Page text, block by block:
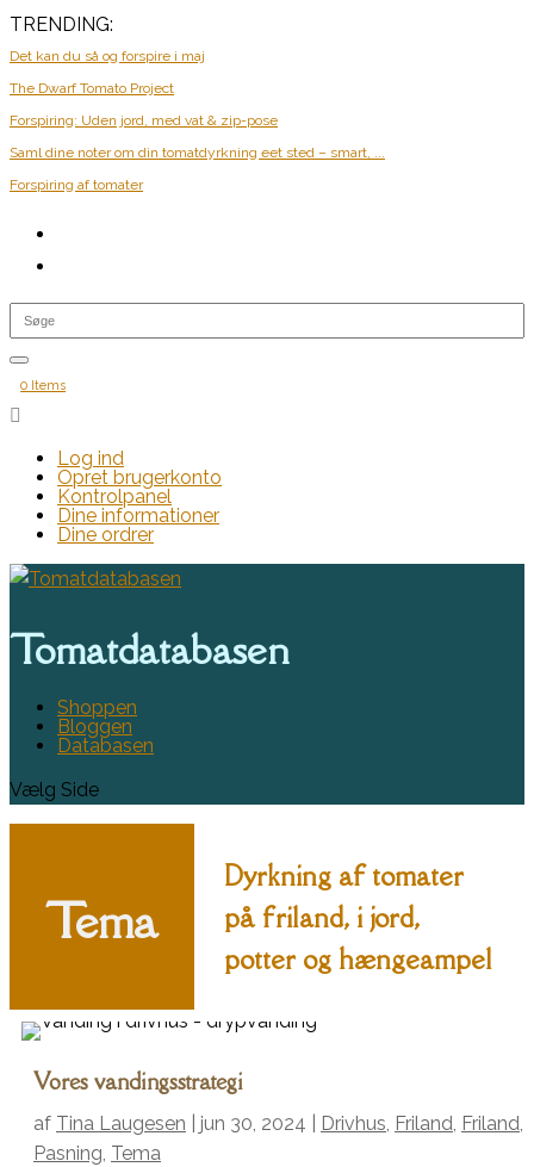
TRENDING:
Det kan du så og forspire i maj
The Dwarf Tomato Project
Forspiring: Uden jord, med vat & zip-pose
Saml dine noter om din tomatdyrkning eet sted – smart, ...
Forspiring af tomater
0 Items

Log ind
Opret brugerkonto
Kontrolpanel
Dine informationer
Dine ordrer
Tomatdatabasen
Shoppen
Bloggen
Databasen
Vælg Side
Tema
Dyrkning af tomater
på friland, i jord,
potter og hængeampel
Vores vandingsstrategi
af Tina Laugesen jun 30, 2024 Drivhus, Friland, Friland,
Pasning, Tema